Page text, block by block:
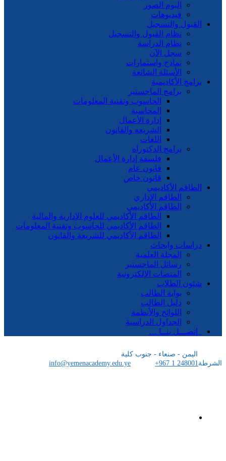
البوم الصور
فيديوهات
القبول والتسجيل
نظام القبول والتسجيل
نظام الدراسة
سجل الآن
نماذج واستمارات
الأسئلة الشائعة
برامج الأكاديمية
برامج الماجستير
الحاسوب وتقنية المعلومات
المحاسبة
إدارة الأعمال
الشريعه والقانون
اللغات
برامج الدكتوراه
فلسفة إدارة الأعمال
قانون عام
قانون خاص
الطاقم الأكاديمي
الطاقم الإداري
الطاقم الأكاديمي
الطاقم الأكاديمي للعلوم الإدارية والمالية
الطاقم الأكاديمي للحاسوب وتقنية المعلومات
الطاقم الأكاديمي للشريعة والقانون
دراسات وابحاث
المجلة العلمية
رسائل الماجستير
المنصات الإلكترونية
شئون الطلاب
بوابة الطالب
دليل الطالب
اللوائح والأنظمة
الجداول الدراسية
إتصـــل بنــا …
اليمن - صنعاء - جنوب كلية
الشرطة
info@yemenacademy.edu.ye +967 1 248001